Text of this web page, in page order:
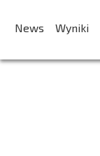
News Wyniki